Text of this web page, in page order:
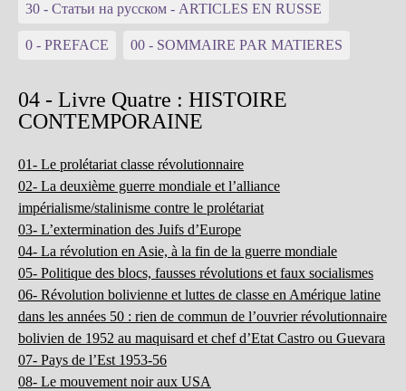
30 - Статьи на русском - ARTICLES EN RUSSE
0 - PREFACE 00 - SOMMAIRE PAR MATIERES
04 - Livre Quatre : HISTOIRE
CONTEMPORAINE
01- Le prolétariat classe révolutionnaire
02- La deuxième guerre mondiale et l’alliance
impérialisme/stalinisme contre le prolétariat
03- L’extermination des Juifs d’Europe
04- La révolution en Asie, à la fin de la guerre mondiale
05- Politique des blocs, fausses révolutions et faux socialismes
06- Révolution bolivienne et luttes de classe en Amérique latine
dans les années 50 : rien de commun de l’ouvrier révolutionnaire
bolivien de 1952 au maquisard et chef d’Etat Castro ou Guevara
07- Pays de l’Est 1953-56
08- Le mouvement noir aux USA